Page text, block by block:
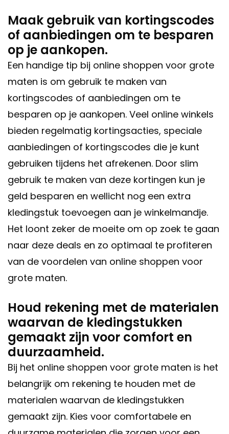
Maak gebruik van kortingscodes
of aanbiedingen om te besparen
op je aankopen.
Een handige tip bij online shoppen voor grote
maten is om gebruik te maken van
kortingscodes of aanbiedingen om te
besparen op je aankopen. Veel online winkels
bieden regelmatig kortingsacties, speciale
aanbiedingen of kortingscodes die je kunt
gebruiken tijdens het afrekenen. Door slim
gebruik te maken van deze kortingen kun je
geld besparen en wellicht nog een extra
kledingstuk toevoegen aan je winkelmandje.
Het loont zeker de moeite om op zoek te gaan
naar deze deals en zo optimaal te profiteren
van de voordelen van online shoppen voor
grote maten.
Houd rekening met de materialen
waarvan de kledingstukken
gemaakt zijn voor comfort en
duurzaamheid.
Bij het online shoppen voor grote maten is het
belangrijk om rekening te houden met de
materialen waarvan de kledingstukken
gemaakt zijn. Kies voor comfortabele en